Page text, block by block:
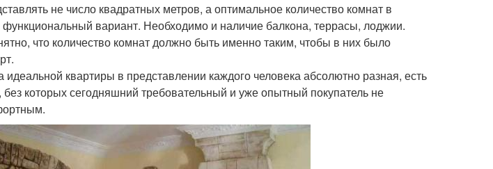
не число квадратных метров, а оптимальное количество комнат в
функциональный вариант. Необходимо и наличие балкона, террасы, лоджии.
что количество комнат должно быть именно таким, чтобы в них было
идеальной квартиры в представлении каждого человека абсолютно разная, есть
которых сегодняшний требовательный и уже опытный покупатель не